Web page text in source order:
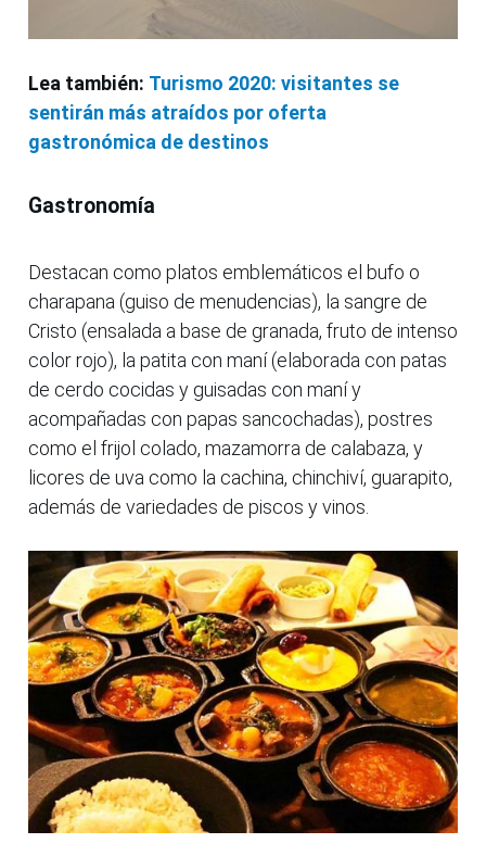
Lea también: Turismo 2020: visitantes se
sentirán más atraídos por oferta
gastronómica de destinos
Gastronomía
Destacan como platos emblemáticos el bufo o
charapana (guiso de menudencias), la sangre de
Cristo (ensalada a base de granada, fruto de intenso
color rojo), la patita con maní (elaborada con patas
de cerdo cocidas y guisadas con maní y
acompañadas con papas sancochadas), postres
como el frijol colado, mazamorra de calabaza, y
licores de uva como la cachina, chinchiví, guarapito,
además de variedades de piscos y vinos.